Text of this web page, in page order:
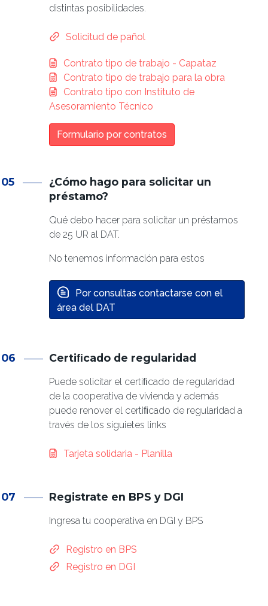
distintas posibilidades.
Solicitud de pañol
Documento
Contrato tipo de trabajo - Capataz
Documento
Contrato tipo de trabajo para la obra
Documento
Contrato tipo con Instituto de
Asesoramiento Técnico
Formulario por contratos
05
¿Cómo hago para solicitar un
préstamo?
Qué debo hacer para solicitar un préstamos
de 25 UR al DAT.
No tenemos información para estos
Por consultas contactarse con el
área del DAT
06 Certiﬁcado de regularidad
Puede solicitar el certiﬁcado de regularidad
de la cooperativa de vivienda y además
puede renover el certiﬁcado de regularidad a
través de los siguietes links
Documento
Tarjeta solidaria - Planilla
07 Registrate en BPS y DGI
Ingresa tu cooperativa en DGI y BPS
Registro en BPS
Registro en DGI